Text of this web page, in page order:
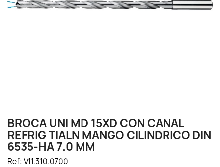
BROCA UNI MD 15XD CON CANAL
REFRIG TIALN MANGO CILINDRICO DIN
6535-HA 7.0 MM
Ref: V11.310.0700